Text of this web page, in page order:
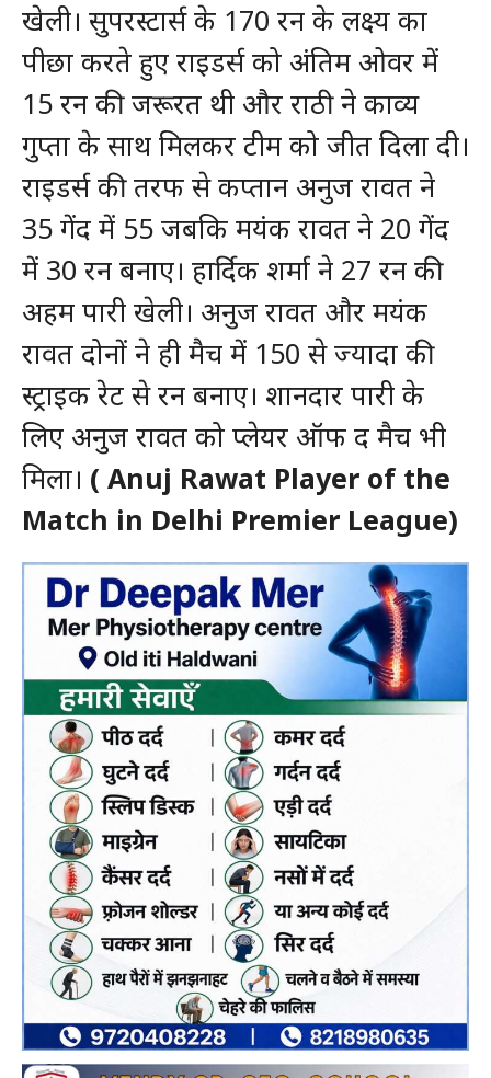
खेली। सुपरस्टार्स के 170 रन के लक्ष्य का
पीछा करते हुए राइडर्स को अंतिम ओवर में
15 रन की जरूरत थी और राठी ने काव्य
गुप्ता के साथ मिलकर टीम को जीत दिला दी।
राइडर्स की तरफ से कप्तान अनुज रावत ने
35 गेंद में 55 जबकि मयंक रावत ने 20 गेंद
में 30 रन बनाए। हार्दिक शर्मा ने 27 रन की
अहम पारी खेली। अनुज रावत और मयंक
रावत दोनों ने ही मैच में 150 से ज्यादा की
स्ट्राइक रेट से रन बनाए। शानदार पारी के
लिए अनुज रावत को प्लेयर ऑफ द मैच भी
मिला। ( Anuj Rawat Player of the
Match in Delhi Premier League)